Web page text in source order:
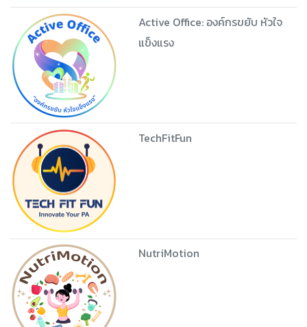
Active Office: องค์กรขยับ หัวใจ
แข็งแรง
TechFitFun
NutriMotion